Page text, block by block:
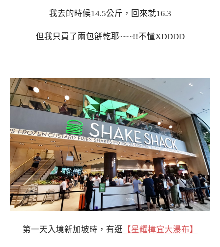
我去的時候14.5公斤，回來就16.3
但我只買了兩包餅乾耶~~~!!不懂XDDDD
第一天入境新加坡時，有逛 【星耀樟宜大瀑布】